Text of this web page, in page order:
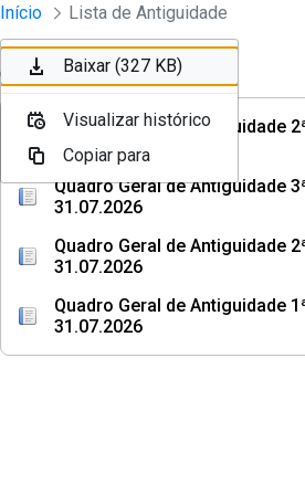
Pular para o Conteúdo principal
Instrumento jurídico -
Início Lista de Antiguidade
Ordenar Filtro
Quadro Geral de Antiguidade
31.07.2026
Quadro Geral de Antiguidade
31.07.2026
Quadro Geral de Antiguidade
31.07.2026
Quadro Geral de Antiguidade
31.07.2026
Baixar (165 KB)
Visualizar histórico
Copiar para
Baixar (327 KB)
Visualizar histórico
Copiar para